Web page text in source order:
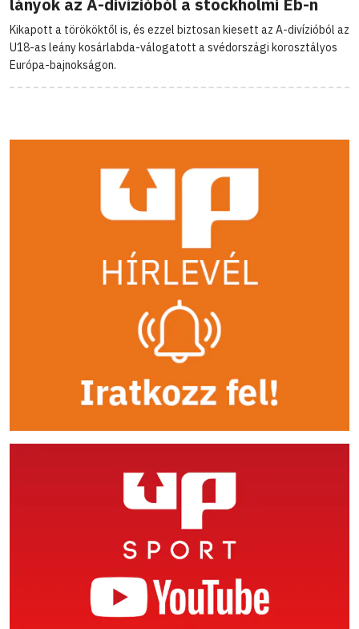
lányok az A-divízióból a stockholmi Eb-n
Kikapott a törököktől is, és ezzel biztosan kiesett az A-divízióból az
U18-as leány kosárlabda-válogatott a svédországi korosztályos
Európa-bajnokságon.